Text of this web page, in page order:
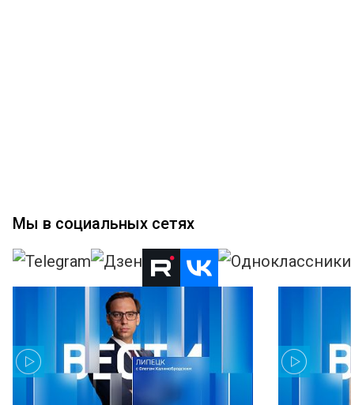
Мы в социальных сетях